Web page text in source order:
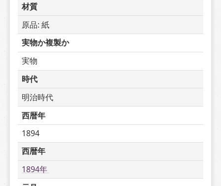
材質
原品: 紙
実物か複製か
実物
時代
明治時代
西暦年
1894
西暦年
1894年